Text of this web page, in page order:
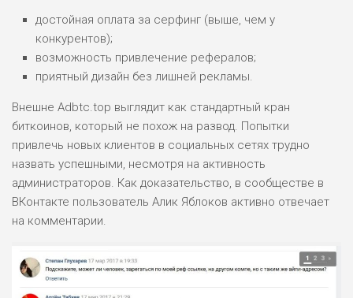
достойная оплата за серфинг (выше, чем у
конкурентов);
возможность привлечение рефералов;
приятный дизайн без лишней рекламы.
Внешне Adbtc.top выглядит как стандартный кран
биткоинов, который не похож на развод. Попытки
привлечь новых клиентов в социальных сетях трудно
назвать успешными, несмотря на активность
администраторов. Как доказательство, в сообществе в
ВКонтакте пользователь Алик Яблоков активно отвечает
на комментарии.